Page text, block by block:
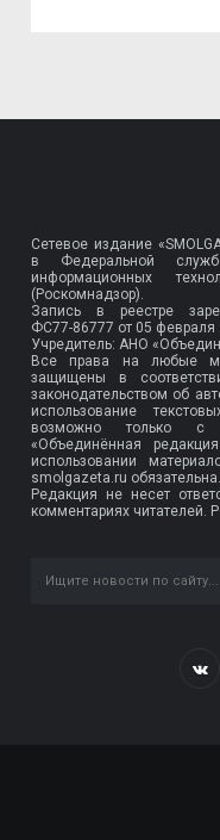
Сетевое издание
в Федеральной
информационных
(Роскомнадзор).
Запись в реестре
ФС77-86777 от 05 февраля
Учредитель: АНО
Все права на любые
защищены в
законодательством об
использование
возможно только с
«Объединённая
использовании
smolgazeta.ru обязательна.
Редакция не несет
комментариях читателей.